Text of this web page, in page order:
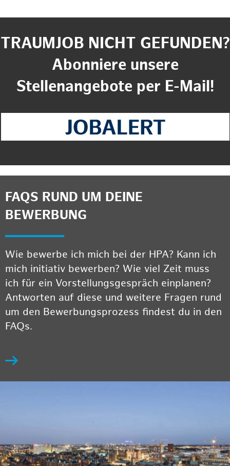
TRAUMJOB NICHT GEFUNDEN?
Abonniere unsere
Stellenangebote per E-Mail!
FAQS RUND UM DEINE
BEWERBUNG
Wie bewerbe ich mich bei der HPA? Kann ich
mich initiativ bewerben? Wie viel Zeit muss
ich für ein Vorstellungsgespräch einplanen?
Antworten auf diese und weitere Fragen rund
um den Bewerbungsprozess findest du in den
FAQs.